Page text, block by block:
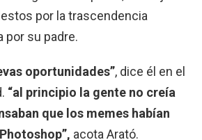
por la trascendencia
por su padre.
oportunidades”, dice él en el
“al principio la gente no creía
que los memes habían
acota Arató.